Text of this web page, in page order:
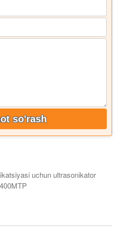
so'rash
uchun ultrasonikator